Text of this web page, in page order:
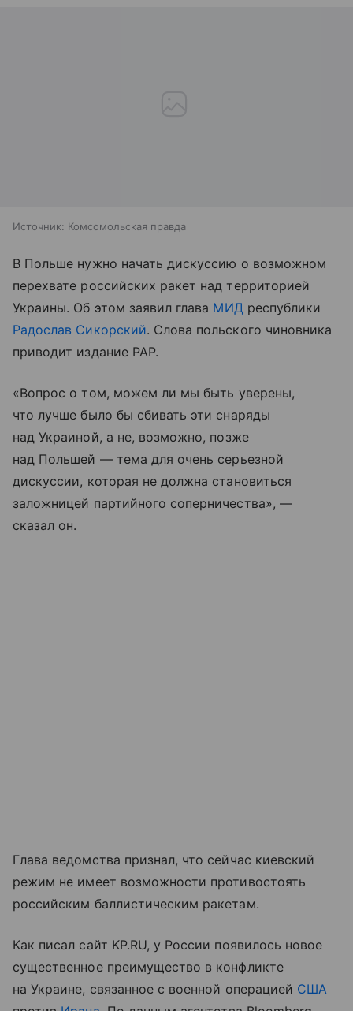
Источник: Комсомольская правда
В Польше нужно начать дискуссию о возможном
перехвате российских ракет над территорией
Украины. Об этом заявил глава МИДреспублики
Радослав Сикорский. Слова польского чиновника
приводит издание PAP.
«Вопрос о том, можем ли мы быть уверены,
что лучше было бы сбивать эти снаряды
над Украиной, а не, возможно, позже
над Польшей — тема для очень серьезной
дискуссии, которая не должна становиться
заложницей партийного соперничества», —
сказал он.
Глава ведомства признал, что сейчас киевский
режим не имеет возможности противостоять
российским баллистическим ракетам.
Как писал сайт KP.RU, у России появилось новое
существенное преимущество в конфликте
на Украине, связанное с военной операцией США